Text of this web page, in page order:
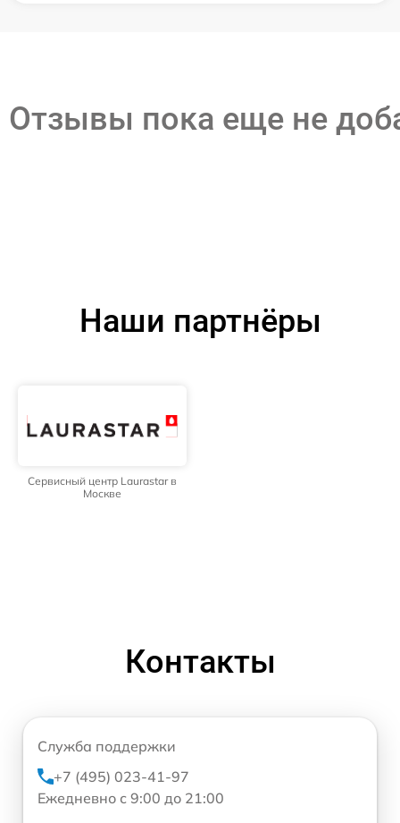
Отзывы пока еще не
Наши партнёры
Сервисный центр Laurastar в
Москве
Контакты
Служба поддержки
+7 (495) 023-41-97
Ежедневно с 9:00 до 21:00